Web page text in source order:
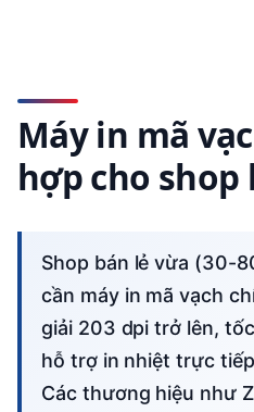
Máy in mã
hợp cho shop
Shop bán lẻ vừa (30-80m², 200-500 SKU)
cần máy in mã vạch
giải 203 dpi trở lên,
hỗ trợ in nhiệt trực
Các thương hiệu như